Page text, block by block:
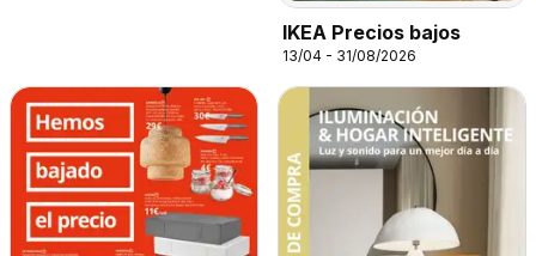
IKEA Precios bajos
13/04 - 31/08/2026